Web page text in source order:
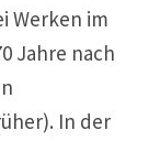
Werken im
Jahre nach
In der